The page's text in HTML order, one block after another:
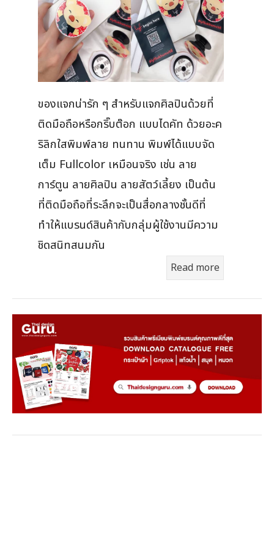
ของแจกน่ารัก ๆ สำหรับแจกศิลปินด้วยที่
ติดมือถือหรือกริ๊บต๊อก แบบไดคัท ด้วยอะค
ริลิกใสพิมพ์ลาย ทนทาน พิมพ์ได้แบบจัด
เต็ม Fullcolor เหมือนจริง เช่น ลาย
การ์ตูน ลายศิลปิน ลายสัตว์เลี้ยง เป็นต้น
ที่ติดมือถือที่ระลึกจะเป็นสื่อกลางชั้นดีที่
ทำให้แบรนด์สินค้ากับกลุ่มผู้ใช้งานมีความ
ชิดสนิทสนมกัน
Read more